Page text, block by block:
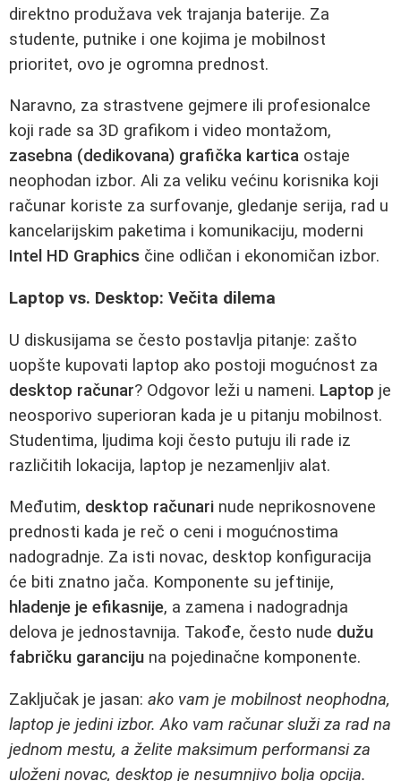
direktno produžava vek trajanja baterije. Za
studente, putnike i one kojima je mobilnost
prioritet, ovo je ogromna prednost.
Naravno, za strastvene gejmere ili profesionalce
koji rade sa 3D grafikom i video montažom,
zasebna (dedikovana) grafička kartica ostaje
neophodan izbor. Ali za veliku većinu korisnika koji
računar koriste za surfovanje, gledanje serija, rad u
kancelarijskim paketima i komunikaciju, moderni
Intel HD Graphics čine odličan i ekonomičan izbor.
Laptop vs. Desktop: Večita dilema
U diskusijama se često postavlja pitanje: zašto
uopšte kupovati laptop ako postoji mogućnost za
desktop računar? Odgovor leži u nameni. Laptop je
neosporivo superioran kada je u pitanju mobilnost.
Studentima, ljudima koji često putuju ili rade iz
različitih lokacija, laptop je nezamenljiv alat.
Međutim, desktop računari nude neprikosnovene
prednosti kada je reč o ceni i mogućnostima
nadogradnje. Za isti novac, desktop konfiguracija
će biti znatno jača. Komponente su jeftinije,
hladenje je efikasnije, a zamena i nadogradnja
delova je jednostavnija. Takođe, često nude dužu
fabričku garanciju na pojedinačne komponente.
Zaključak je jasan: ako vam je mobilnost neophodna,
laptop je jedini izbor. Ako vam računar služi za rad na
jednom mestu, a želite maksimum performansi za
uloženi novac, desktop je nesumnjivo bolja opcija.